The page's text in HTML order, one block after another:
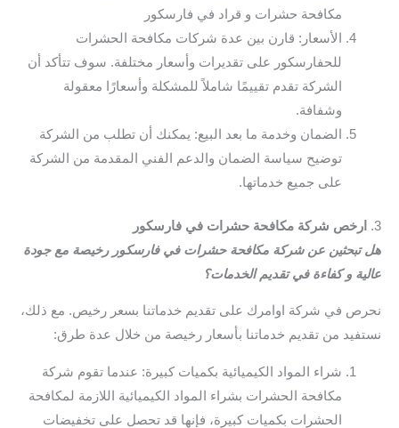
مكافحة حشرات و قراد في فارسكور
الأسعار: قارن بين عدة شركات مكافحة الحشرات
للحفارسكور على تقديرات وأسعار مختلفة. سوف تتأكد أن
الشركة تقدم تقييمًا شاملاً للمشكلة وأسعارًا معقولة
وشفافة.
الضمان وخدمة ما بعد البيع: يمكنك أن تطلب من الشركة
توضيح سياسة الضمان والدعم الفني المقدمة من الشركة
على جميع خدماتها.
3.
ارخص شركة مكافحة حشرات في فارسكور
هل تبحثين عن شركة مكافحة حشرات في فارسكور رخيصة مع جودة
عالية و كفاءة في تقديم الخدمات؟
نحرص في شركة اوامرك على تقديم خدماتنا بسعر رخيص. مع ذلك،
نستفيد من تقديم خدماتنا بأسعار رخيصة من خلال عدة طرق:
شراء المواد الكيميائية بكميات كبيرة: عندما تقوم شركة
مكافحة الحشرات بشراء المواد الكيميائية اللازمة لمكافحة
الحشرات بكميات كبيرة، فإنها قد تحصل على تخفيضات